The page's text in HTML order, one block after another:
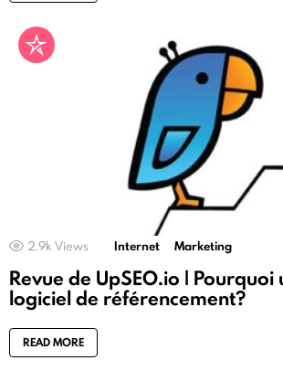
2.9k Views Internet Marketing
Revue de UpSEO.io | Pourquoi
logiciel de référencement?
READ MORE